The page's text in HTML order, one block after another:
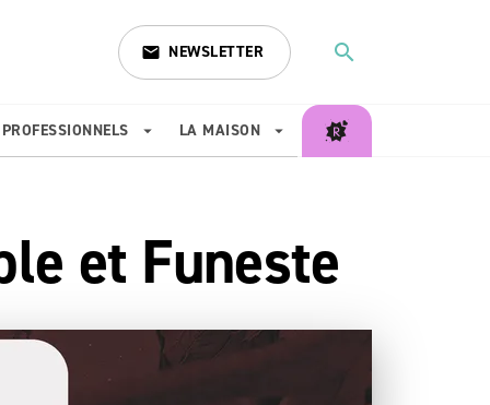
email NEWSLETTER search
PROFESSIONNELS arrow_drop_down LA MAISON arrow_drop_down
search
et Funeste